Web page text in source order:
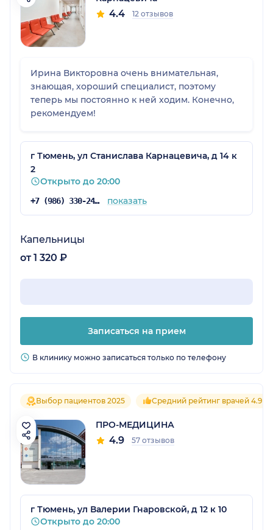
4.4 12 отзывов
Ирина Викторовна очень внимательная,
знающая, хороший специалист, поэтому
теперь мы постоянно к ней ходим. Конечно,
рекомендуем!
г Тюмень, ул Станислава Карнацевича, д 14 к
2
Открыто до 20:00
+7 (986) 330-24-18 показать
Капельницы
от 1 320 ₽
Записаться на прием
В клинику можно записаться только по телефону
Выбор пациентов 2025 Средний рейтинг врачей 4.9
ПРО-МЕДИЦИНА
4.9 57 отзывов
г Тюмень, ул Валерии Гнаровской, д 12 к 10
Открыто до 20:00